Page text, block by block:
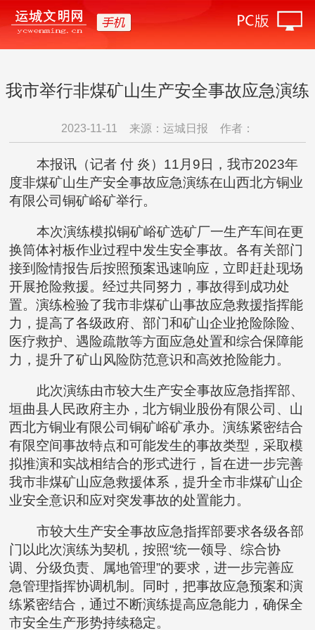
我市举行非煤矿山生产安全事故应急演练
2023-11-11 来源：运城日报 作者：
本报讯（记者 付 炎）11月9日，我市2023年
度非煤矿山生产安全事故应急演练在山西北方铜业
有限公司铜矿峪矿举行。
本次演练模拟铜矿峪矿选矿厂一生产车间在更
换筒体衬板作业过程中发生安全事故。各有关部门
接到险情报告后按照预案迅速响应，立即赶赴现场
开展抢险救援。经过共同努力，事故得到成功处
置。演练检验了我市非煤矿山事故应急救援指挥能
力，提高了各级政府、部门和矿山企业抢险除险、
医疗救护、遇险疏散等方面应急处置和综合保障能
力，提升了矿山风险防范意识和高效抢险能力。
此次演练由市较大生产安全事故应急指挥部、
垣曲县人民政府主办，北方铜业股份有限公司、山
西北方铜业有限公司铜矿峪矿承办。演练紧密结合
有限空间事故特点和可能发生的事故类型，采取模
拟推演和实战相结合的形式进行，旨在进一步完善
我市非煤矿山应急救援体系，提升全市非煤矿山企
业安全意识和应对突发事故的处置能力。
市较大生产安全事故应急指挥部要求各级各部
门以此次演练为契机，按照“统一领导、综合协
调、分级负责、属地管理”的要求，进一步完善应
急管理指挥协调机制。同时，把事故应急预案和演
练紧密结合，通过不断演练提高应急能力，确保全
市安全生产形势持续稳定。